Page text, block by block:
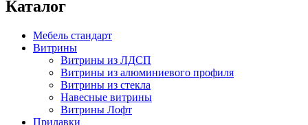
Каталог
Мебель стандарт
Витрины
Витрины из ЛДСП
Витрины из алюминиевого профиля
Витрины из стекла
Навесные витрины
Витрины Лофт
Прилавки